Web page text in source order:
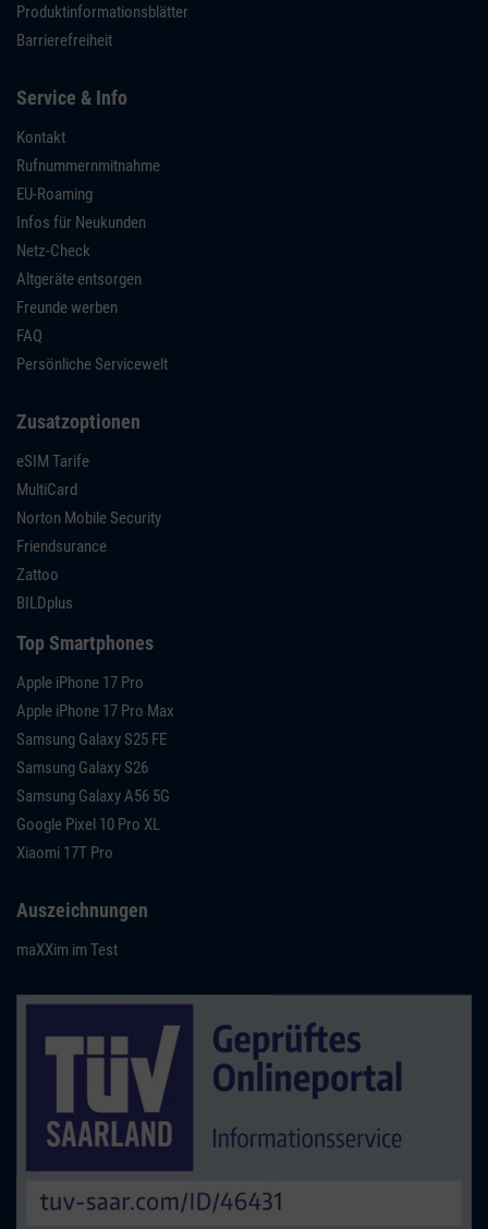
Produktinformationsblätter
Barrierefreiheit
Service & Info
Kontakt
Rufnummernmitnahme
EU-Roaming
Infos für Neukunden
Netz-Check
Altgeräte entsorgen
Freunde werben
FAQ
Persönliche Servicewelt
Zusatzoptionen
eSIM Tarife
MultiCard
Norton Mobile Security
Friendsurance
Zattoo
BILDplus
Top Smartphones
Apple iPhone 17 Pro
Apple iPhone 17 Pro Max
Samsung Galaxy S25 FE
Samsung Galaxy S26
Samsung Galaxy A56 5G
Google Pixel 10 Pro XL
Xiaomi 17T Pro
Auszeichnungen
maXXim im Test